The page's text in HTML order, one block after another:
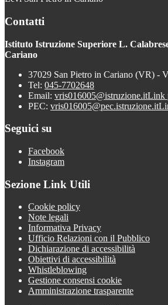
Contatti
Istituto Istruzione Superiore L.
Cariano
37029 San Pietro in Cariano (VR) -
Tel: 045-7702648
Email: vris016005@istruzione.itLink
PEC: vris016005@pec.istruzione.it
Seguici su
Facebook
Instagram
Sezione Link Utili
Cookie policy
Note legali
Informativa Privacy
Ufficio Relazioni con il Pubblico
Dichiarazione di accessibilità
Obiettivi di accessibilità
Whistleblowing
Gestione consensi cookie
Amministrazione trasparente